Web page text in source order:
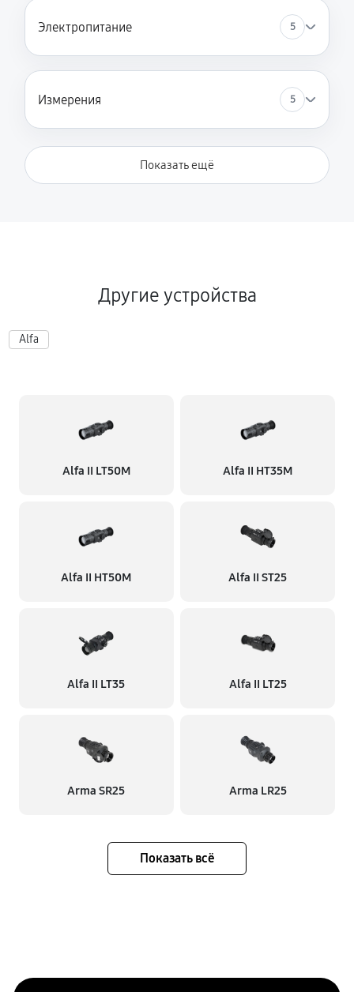
Электропитание 5
Измерения 5
Показать ещё
Другие устройства
Alfa
Alfa II LT50M Alfa II HT35M
Alfa II HT50M Alfa II ST25
Alfa II LT35 Alfa II LT25
Arma SR25 Arma LR25
Показать всё